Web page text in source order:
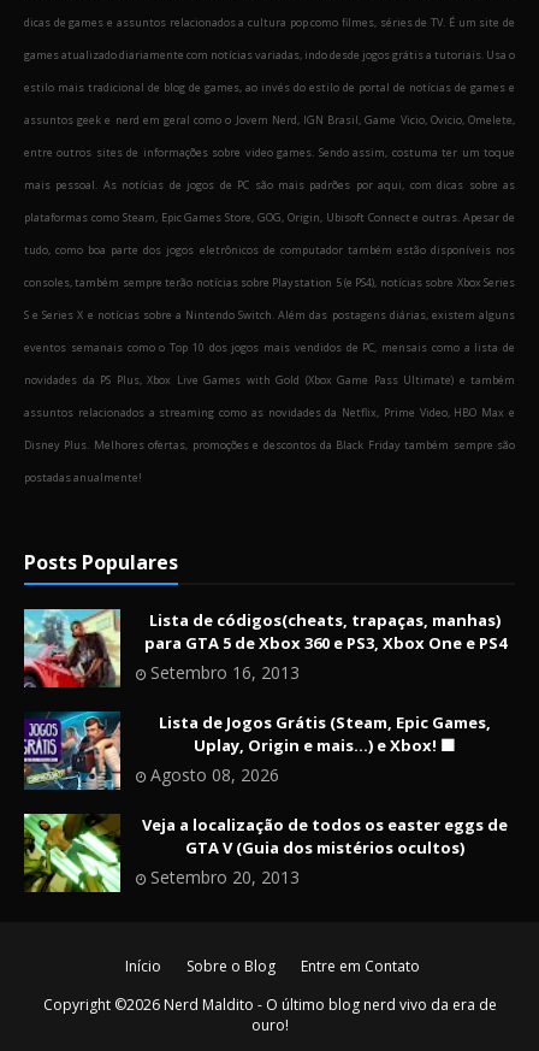
dicas de games e assuntos relacionados a cultura pop como filmes, séries de TV. É um site de
games atualizado diariamente com notícias variadas, indo desde jogos grátis a tutoriais. Usa o
estilo mais tradicional de blog de games, ao invés do estilo de portal de notícias de games e
assuntos geek e nerd em geral como o Jovem Nerd, IGN Brasil, Game Vicio, Ovicio, Omelete,
entre outros sites de informações sobre video games. Sendo assim, costuma ter um toque
mais pessoal. As notícias de jogos de PC são mais padrões por aqui, com dicas sobre as
plataformas como Steam, Epic Games Store, GOG, Origin, Ubisoft Connect e outras. Apesar de
tudo, como boa parte dos jogos eletrônicos de computador também estão disponíveis nos
consoles, também sempre terão notícias sobre Playstation 5 (e PS4), notícias sobre Xbox Series
S e Series X e notícias sobre a Nintendo Switch. Além das postagens diárias, existem alguns
eventos semanais como o Top 10 dos jogos mais vendidos de PC, mensais como a lista de
novidades da PS Plus, Xbox Live Games with Gold (Xbox Game Pass Ultimate) e também
assuntos relacionados a streaming como as novidades da Netflix, Prime Video, HBO Max e
Disney Plus. Melhores ofertas, promoções e descontos da Black Friday também sempre são
postadas anualmente!
Posts Populares
Lista de códigos(cheats, trapaças, manhas)
para GTA 5 de Xbox 360 e PS3, Xbox One e PS4
Setembro 16, 2013
Lista de Jogos Grátis (Steam, Epic Games,
Uplay, Origin e mais...) e Xbox! 🟩
Agosto 08, 2026
Veja a localização de todos os easter eggs de
GTA V (Guia dos mistérios ocultos)
Setembro 20, 2013
Início Sobre o Blog
Entre em Contato
Copyright ©2026 Nerd Maldito - O último blog nerd vivo da era de
ouro!